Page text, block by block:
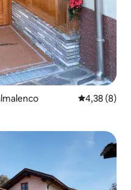
4,38 de uma
4,38 (8)